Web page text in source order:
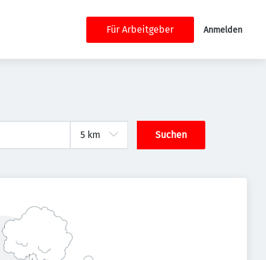
Für Arbeitgeber Anmelden
Suchen